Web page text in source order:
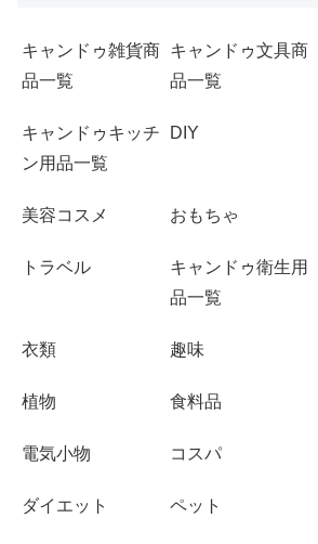
キャンドゥ雑貨商
品一覧
キャンドゥ文具商
品一覧
キャンドゥキッチ
ン用品一覧
DIY
美容コスメ おもちゃ
トラベル
キャンドゥ衛生用
品一覧
衣類 趣味
植物 食料品
電気小物 コスパ
ダイエット ペット